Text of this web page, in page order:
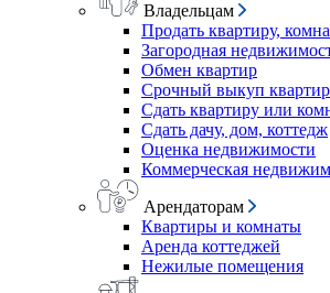
Владельцам
Продать квартиру,
Загородная
Обмен квартир
Срочный выкуп квартир
Сдать квартиру или
Сдать дачу, дом, коттедж
Оценка недвижимости
Коммерческая
Арендаторам
Квартиры и комнаты
Аренда коттеджей
Нежилые помещения